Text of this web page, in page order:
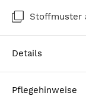
Stoffmuster
Details
Pflegehinweise